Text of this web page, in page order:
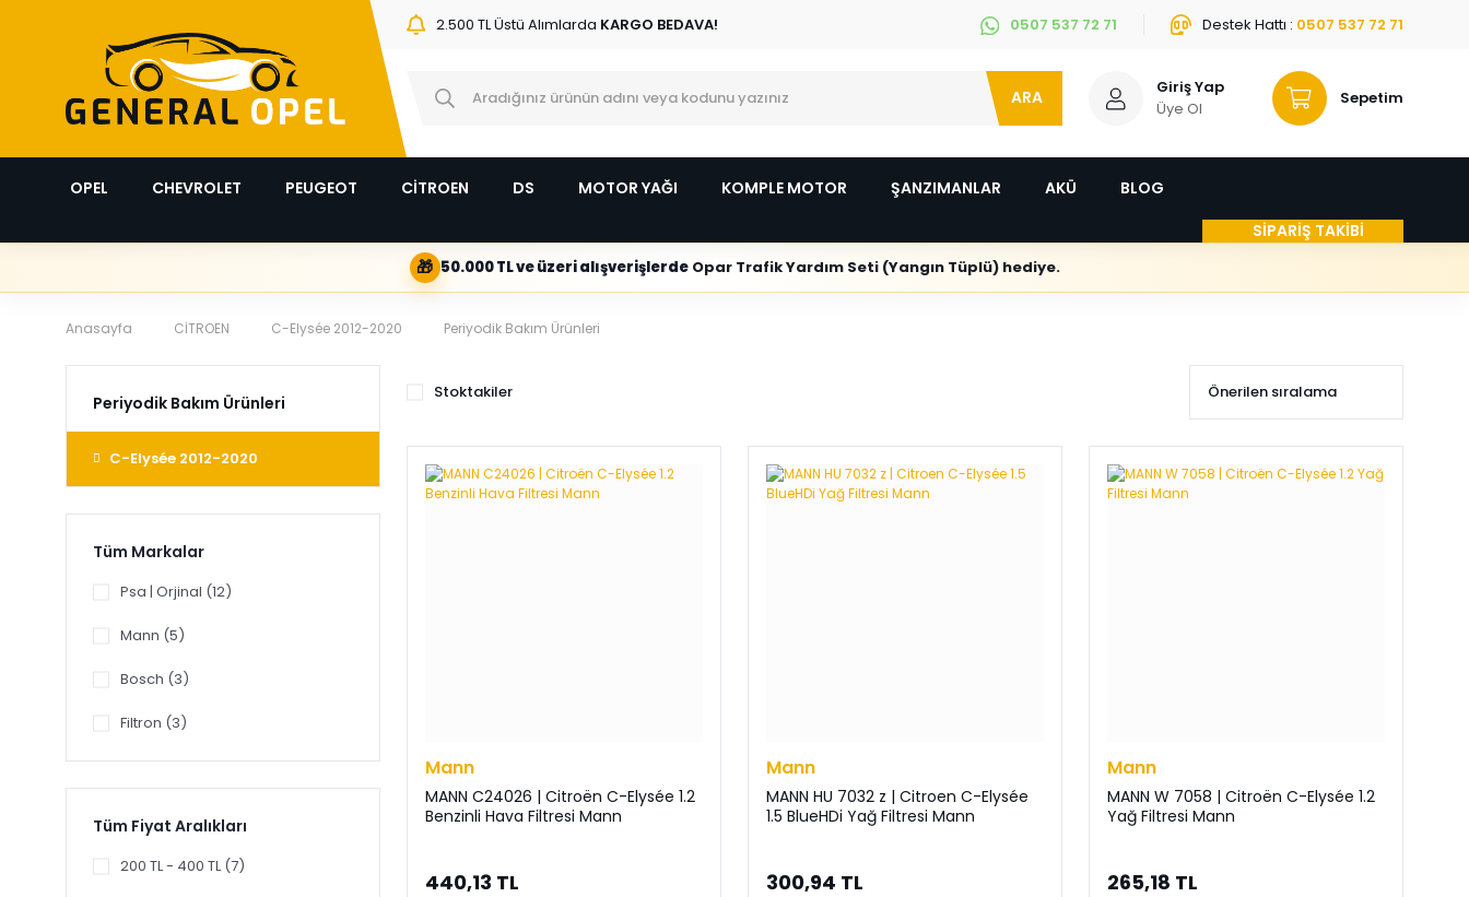
2.500 TL Üstü Alımlarda KARGO BEDAVA! 0507 537 72 71 Destek Hattı : 0507 537 72 71
ARA
Giriş Yap
Üye Ol
Sepetim
OPEL CHEVROLET PEUGEOT CİTROEN DS MOTOR YAĞI KOMPLE MOTOR ŞANZIMANLAR AKÜ
BLOG
SİPARİŞ TAKİBİ
🎁 50.000 TL ve üzeri alışverişlerdeOpar Trafik Yardım Seti (Yangın Tüplü) hediye.
Anasayfa CİTROEN C-Elysée 2012-2020 Periyodik Bakım Ürünleri
Periyodik Bakım Ürünleri
C-Elysée 2012-2020
Tüm Markalar
Psa | Orjinal (12)
Mann (5)
Bosch (3)
Filtron (3)
Tüm Fiyat Aralıkları
200 TL - 400 TL (7)
Stoktakiler
Mann
MANN C24026 | Citroën C-Elysée 1.2
Benzinli Hava Filtresi Mann
440,13 TL
Mann
MANN HU 7032 z | Citroen C-Elysée
1.5 BlueHDi Yağ Filtresi Mann
300,94 TL
Mann
MANN W 7058 | Citroën C-Elysée 1.2
Yağ Filtresi Mann
265,18 TL